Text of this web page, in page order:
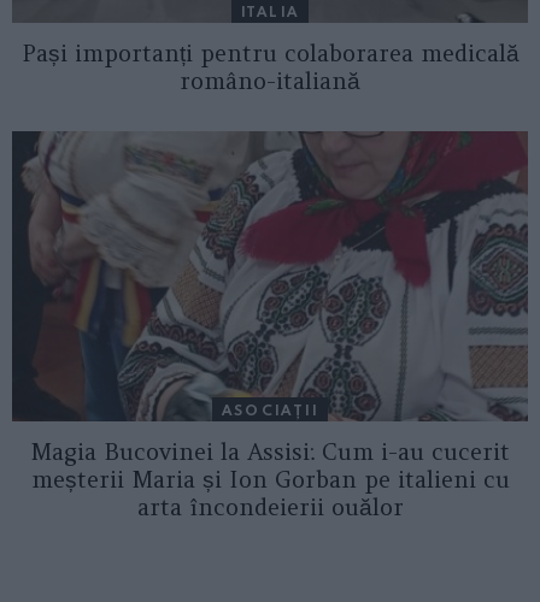
ITALIA
Pași importanți pentru colaborarea medicală
româno-italiană
ASOCIAŢII
Magia Bucovinei la Assisi: Cum i-au cucerit
meșterii Maria și Ion Gorban pe italieni cu
arta încondeierii ouălor